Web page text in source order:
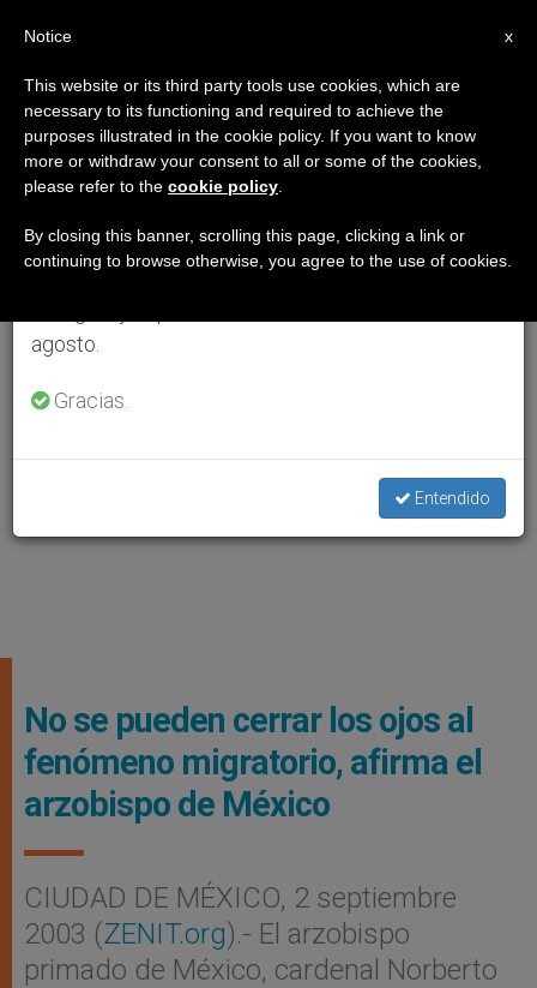
No se pueden cerrar los ojos al
fenómeno migratorio, afirma el
arzobispo de México
CIUDAD DE MÉXICO, 2 septiembre
2003 (ZENIT.org).- El arzobispo
primado de México, cardenal Norberto
×
Aviso importante
Del 27 de julio al 7 de agosto haremos la pausa
anual, aprovechando que en el periodo de verano
se generan menos informaciones y también el
agosto.
Gracias.
Entendido
x
Notice
This website or its third party tools use cookies, which are
necessary to its functioning and required to achieve the
purposes illustrated in the cookie policy. If you want to know
more or withdraw your consent to all or some of the cookies,
please refer to the cookie policy
By closing this banner, scrolling this page, clicking a link or
continuing to browse otherwise, you agree to the use of cookies.